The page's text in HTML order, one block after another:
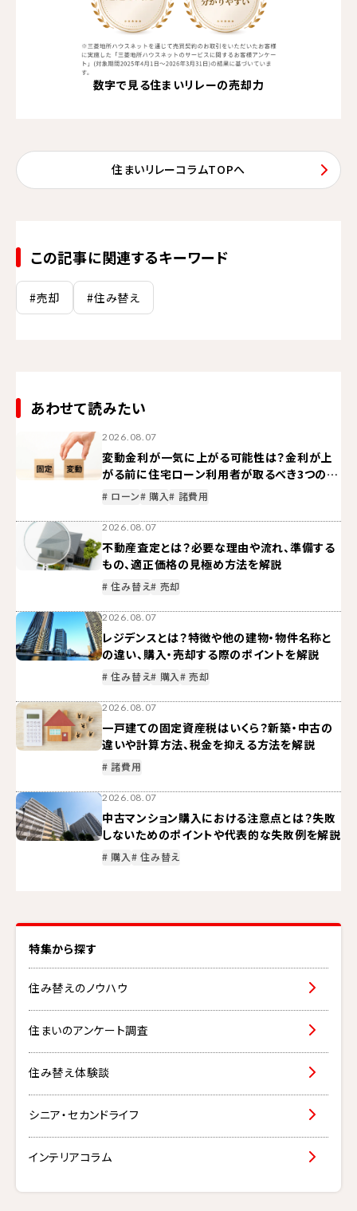
数字で見る住まいリレーの売却力
住まいリレーコラムTOPへ
この記事に関連するキーワード
#売却 #住み替え
あわせて読みたい
2026.08.07
変動金利が一気に上がる可能性は？金利が上
がる前に住宅ローン利用者が取るべき3つの対
策
# ローン# 購入# 諸費用
2026.08.07
不動産査定とは？必要な理由や流れ、準備する
もの、適正価格の見極め方法を解説
# 住み替え# 売却
2026.08.07
レジデンスとは？特徴や他の建物・物件名称と
の違い、購入・売却する際のポイントを解説
# 住み替え# 購入# 売却
2026.08.07
一戸建ての固定資産税はいくら？新築・中古の
違いや計算方法、税金を抑える方法を解説
# 諸費用
2026.08.07
中古マンション購入における注意点とは？失敗
しないためのポイントや代表的な失敗例を解説
# 購入# 住み替え
特集から探す
住み替えのノウハウ
住まいのアンケート調査
住み替え体験談
シニア・セカンドライフ
インテリアコラム